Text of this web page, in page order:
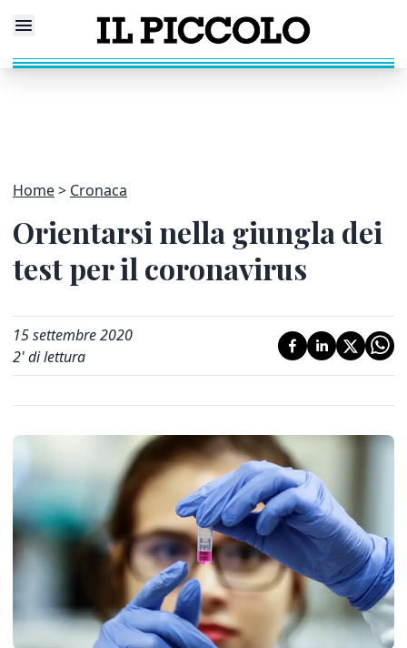
Home Cronaca
Orientarsi nella giungla dei
test per il coronavirus
15 settembre 2020
2' di lettura